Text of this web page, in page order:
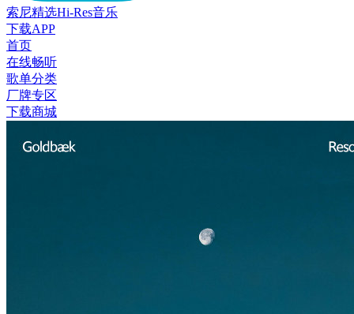
索尼精选Hi-Res音乐
下载APP
首页
在线畅听
歌单分类
厂牌专区
下载商城